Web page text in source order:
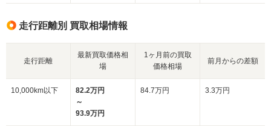
走行距離別 買取相場情報
走行距離
最新買取価格相
場
1ヶ月前の買取
価格相場
前月からの差額
10,000km以下
82.2万円
～
93.9万円
84.7万円 3.3万円